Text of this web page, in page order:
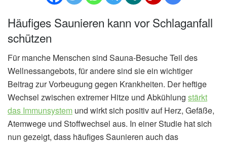
Häufiges Saunieren kann vor Schlaganfall
schützen
Für manche Menschen sind Sauna-Besuche Teil des
Wellnessangebots, für andere sind sie ein wichtiger
Beitrag zur Vorbeugung gegen Krankheiten. Der heftige
Wechsel zwischen extremer Hitze und Abkühlung stärkt
das Immunsystem und wirkt sich positiv auf Herz, Gefäße,
Atemwege und Stoffwechsel aus. In einer Studie hat sich
nun gezeigt, dass häufiges Saunieren auch das